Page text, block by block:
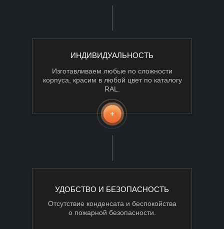
УДОБСТВО И БЕЗОПАСНОСТЬ
Отсутствие конденсата и беспокойства
о пожарной безопасности.
ИНДИВИДУАЛЬНОСТЬ
Изготавливаем любые по сложности
корпуса, красим в любой цвет по каталогу
RAL.